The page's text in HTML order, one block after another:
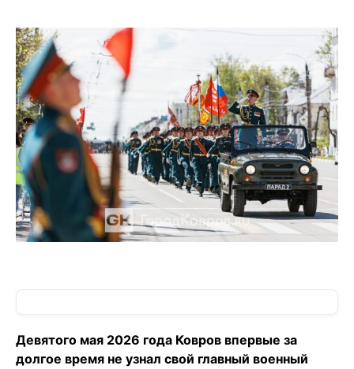
Девятого мая 2026 года Ковров впервые за
долгое время не узнал свой главный военный